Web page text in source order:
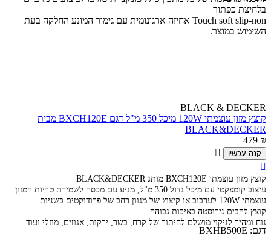
בלחיצת כפתור
Touch soft slip-non אחיזה ארגונומית עם גימור המונע החלקה בעת
השימוש במוצר.
BLACK & DECKER
קוצץ מזון עוצמתי 120W מיכל 350 מ"ל דגם BXCH120E מבית
BLACK&DECKER
479 ₪
קנה עכשיו


קוצץ מזון עוצמתי BXCH120E מותג BLACK&DECKER
עיצוב קומפקטי עם מיכל גדול 350 מ"ל, מגיע עם מכסה לשמירת טריות המזון.
עוצמתי 120W לערבוב או קיצוץ של מגוון רחב של פרודוקטים בשניות
קוצץ להבים נירוסטה באיכות גבוהה
נוח ומהיר לניקוי מושלם לחיתוך של קרח, בשר, ירקות, אגוזים, מוזלי ועוד...
דגם: BXHB500E